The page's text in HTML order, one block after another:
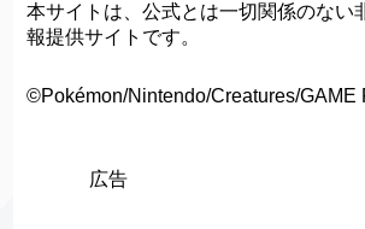
本サイトは、公式とは一切関係のない
報提供サイトです。
©Pokémon/Nintendo/Creatures/GAME